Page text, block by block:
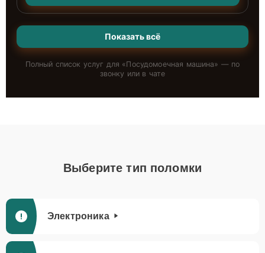
Показать всё
Полный список услуг для «Посудомоечная машина» — по
звонку или в чате
Выберите тип поломки
Электроника